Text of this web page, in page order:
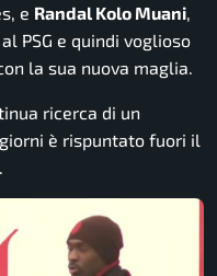
e Randal Kolo Muani
PSG e quindi voglioso
la sua nuova maglia.
ricerca di un
è rispuntato fuori il